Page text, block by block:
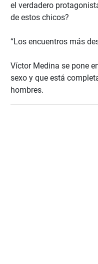
el verdadero
de estos chicos?
“Los encuentros más
Víctor Medina se pone
sexo y que está
hombres.